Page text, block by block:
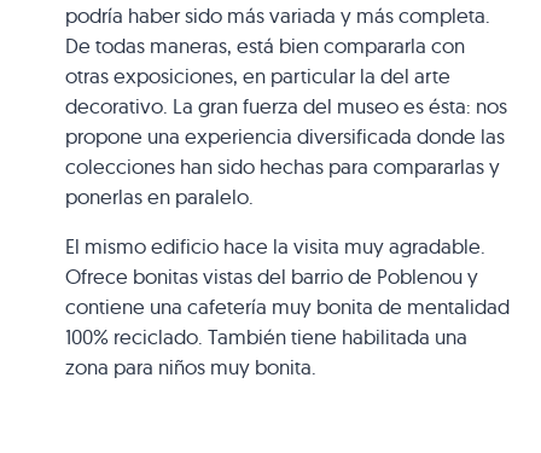
podría haber sido más variada y más completa.
De todas maneras, está bien compararla con
otras exposiciones, en particular la del arte
decorativo. La gran fuerza del museo es ésta: nos
propone una experiencia diversificada donde las
colecciones han sido hechas para compararlas y
ponerlas en paralelo.
El mismo edificio hace la visita muy agradable.
Ofrece bonitas vistas del barrio de Poblenou y
contiene una cafetería muy bonita de mentalidad
100% reciclado. También tiene habilitada una
zona para niños muy bonita.